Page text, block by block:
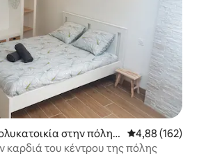
στην πόλη
Μέση
4,88 (162)
καρδιά του κέντρου της πόλης